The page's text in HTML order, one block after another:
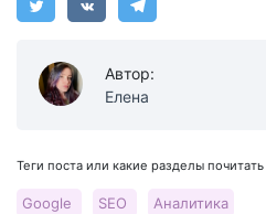
Автор:
Елена
Теги поста или какие разделы
Google SEO Аналитика